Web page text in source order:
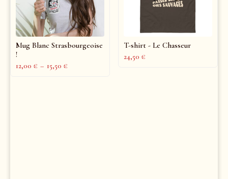
Mug Blanc Strasbourgeoise
!
12,00 € – 15,50 €
T-shirt - Le Chasseur
24,50 €